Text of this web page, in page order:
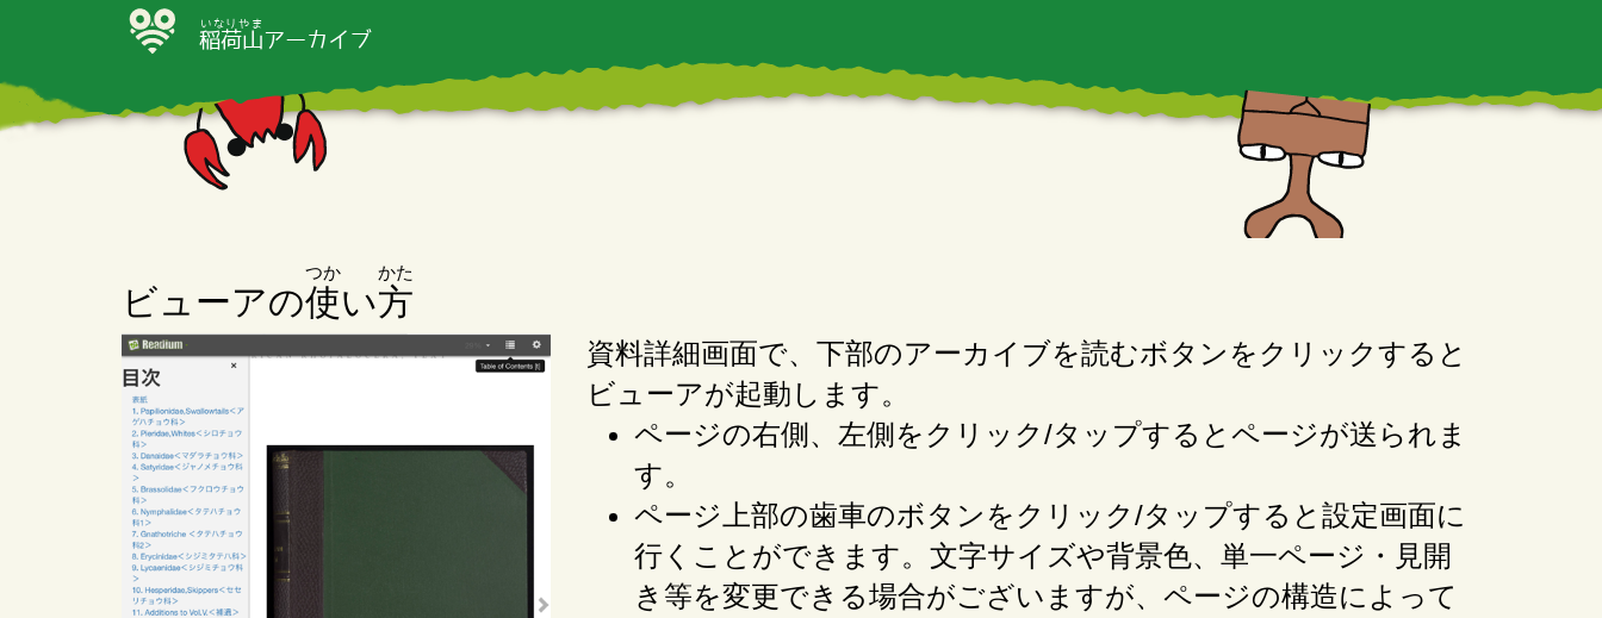
稲荷山
いなりやま
アーカイブ
ビューアの使
つか
い方
かた
資料詳細画面で、下部のアーカイブを読むボタンをクリックすると
ビューアが起動します。
ページの右側、左側をクリック/タップするとページが送られま
す。
ページ上部の歯車のボタンをクリック/タップすると設定画面に
行くことができます。文字サイズや背景色、単一ページ・見開
き等を変更できる場合がございますが、ページの構造によって